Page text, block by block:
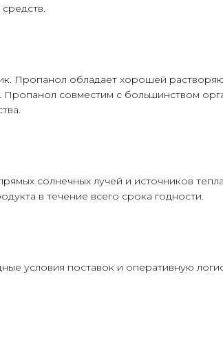
Пропанол обладает хорошей
совместим с большинством
солнечных лучей и источников
в течение всего срока годности.
условия поставок и оперативную